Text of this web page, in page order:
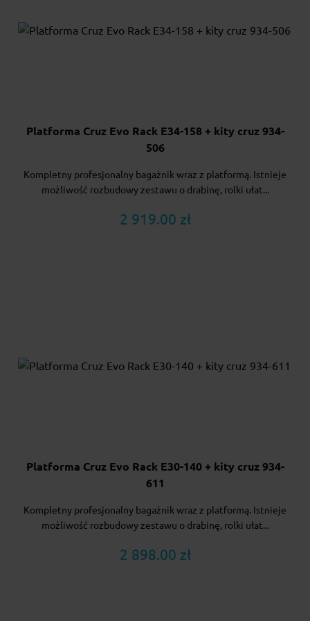
Platforma Cruz Evo Rack E34-158 + kity cruz 934-
506
Kompletny profesjonalny bagażnik wraz z platformą. Istnieje
możliwość rozbudowy zestawu o drabinę, rolki ułat...
2 919.00 zł
Platforma Cruz Evo Rack E30-140 + kity cruz 934-
611
Kompletny profesjonalny bagażnik wraz z platformą. Istnieje
możliwość rozbudowy zestawu o drabinę, rolki ułat...
2 898.00 zł